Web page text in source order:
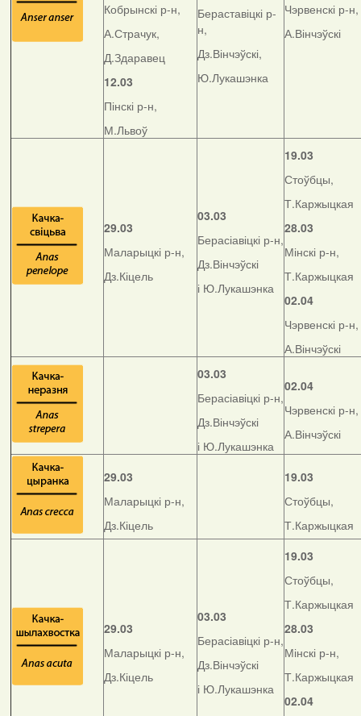
Кобрынскі р-н,
А.Страчук,
Д.Здаравец
12.03
Пінскі р-н,
М.Львоў
Бераставіцкі р-
н,
Дз.Вінчэўскі,
Ю.Лукашэнка
Чэрвенскі р-н,
А.Вінчэўскі
29.03
Маларыцкі р-н,
Дз.Кіцель
03.03
Берасіавіцкі р-н,
Дз.Вінчэўскі
і Ю.Лукашэнка
19.03
Стоўбцы,
Т.Каржыцкая
28.03
Мінскі р-н,
Т.Каржыцкая
02.04
Чэрвенскі р-н,
А.Вінчэўскі
03.03
Берасіавіцкі р-н,
Дз.Вінчэўскі
і Ю.Лукашэнка
02.04
Чэрвенскі р-н,
А.Вінчэўскі
29.03
Маларыцкі р-н,
Дз.Кіцель
19.03
Стоўбцы,
Т.Каржыцкая
29.03
Маларыцкі р-н,
Дз.Кіцель
03.03
Берасіавіцкі р-н,
Дз.Вінчэўскі
і Ю.Лукашэнка
19.03
Стоўбцы,
Т.Каржыцкая
28.03
Мінскі р-н,
Т.Каржыцкая
02.04